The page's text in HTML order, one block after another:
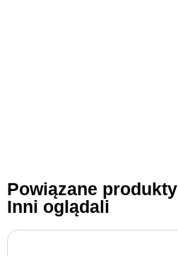
Powiązane produkty
Inni oglądali